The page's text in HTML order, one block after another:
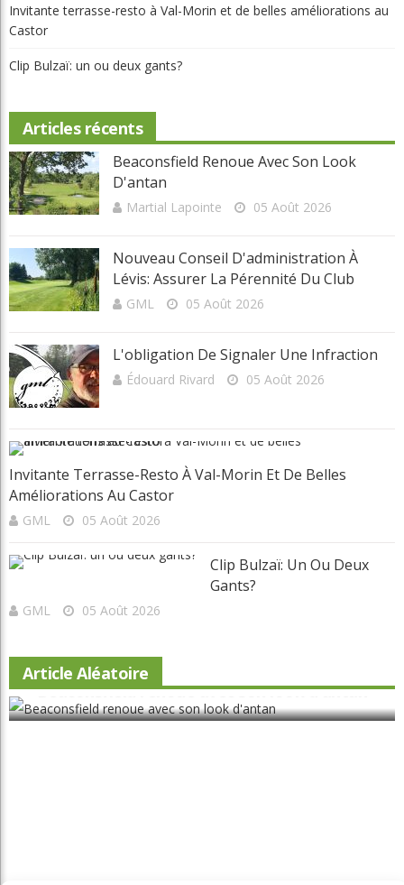
Invitante terrasse-resto à Val-Morin et de belles améliorations au
Castor
Clip Bulzaï: un ou deux gants?
Articles récents
Beaconsfield Renoue Avec Son Look
D'antan
Martial Lapointe 05 Août 2026
Nouveau Conseil D'administration À
Lévis: Assurer La Pérennité Du Club
GML 05 Août 2026
L'obligation De Signaler Une Infraction
Édouard Rivard 05 Août 2026
Invitante Terrasse-Resto À Val-Morin Et De Belles
Améliorations Au Castor
GML 05 Août 2026
Clip Bulzaï: Un Ou Deux
Gants?
GML 05 Août 2026
Article Aléatoire
Beaconsfield renoue avec son look d'antan